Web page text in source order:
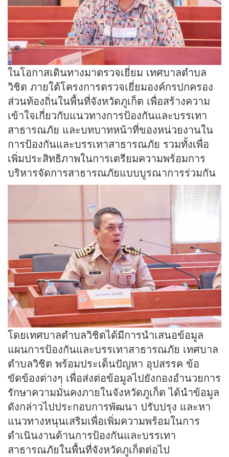
ในโอกาสเดินทางมาตรวจเยี่ยม เทศบาลตำบล
วิชิต ภายใต้โครงการตรวจเยี่ยมองค์กรปกครอง
ส่วนท้องถิ่นในพื้นที่จังหวัดภูเก็ต เพื่อสร้างความ
เข้าใจเกี่ยวกับแนวทางการป้องกันและบรรเทา
สาธารณภัย และบทบาทหน้าที่ของหน่วยงานใน
การป้องกันและบรรเทาสาธารณภัย รวมทั้งเพื่อ
เพิ่มประสิทธิภาพในการเตรียมความพร้อมการ
บริหารจัดการสาธารณภัยแบบบูรณาการร่วมกัน
โดยเทศบาลตำบลวิชิตได้มีการนำเสนอข้อมูล
แผนการป้องกันและบรรเทาสาธารณภัย เทศบาล
ตำบลวิชิต พร้อมประเด็นปัญหา อุปสรรค ข้อ
ขัดข้องต่างๆ เพื่อส่งต่อข้อมูลไปยังกองอำนวยการ
รักษาความมั่นคงภายในจังหวัดภูเก็ต ได้นำข้อมูล
ดังกล่าวไปประกอบการพัฒนา ปรับปรุง และหา
แนวทางหนุนเสริมเพื่อเพิ่มความพร้อมในการ
ดำเนินงานด้านการป้องกันและบรรเทา
สาธารณภัยในพื้นที่จังหวัดภูเก็ตต่อไป